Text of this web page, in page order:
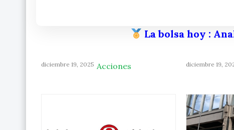
La bolsa hoy :
diciembre 19, 2025 Acciones diciembre 19,